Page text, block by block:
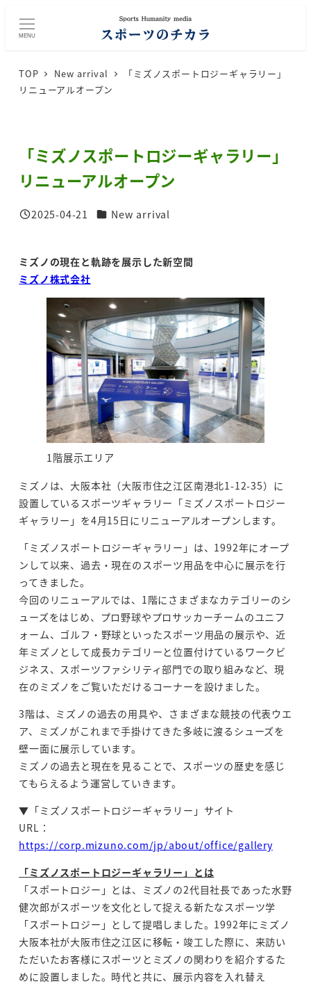
MENU
TOP New arrival
「ミズノスポートロジーギャラリー」
リニューアルオープン
「ミズノスポートロジーギャラリー」
リニューアルオープン
投稿日
2025-04-21 カテゴリー
New arrival
ミズノの現在と軌跡を展示した新空間
ミズノ株式会社
1階展示エリア
ミズノは、大阪本社（大阪市住之江区南港北1-12-35）に
設置しているスポーツギャラリー「ミズノスポートロジー
ギャラリー」を4月15日にリニューアルオープンします。
「ミズノスポートロジーギャラリー」は、1992年にオープ
ンして以来、過去・現在のスポーツ用品を中心に展示を行
ってきました。
今回のリニューアルでは、1階にさまざまなカテゴリーのシ
ューズをはじめ、プロ野球やプロサッカーチームのユニフ
ォーム、ゴルフ・野球といったスポーツ用品の展示や、近
年ミズノとして成長カテゴリーと位置付けているワークビ
ジネス、スポーツファシリティ部門での取り組みなど、現
在のミズノをご覧いただけるコーナーを設けました。
3階は、ミズノの過去の用具や、さまざまな競技の代表ウエ
ア、ミズノがこれまで手掛けてきた多岐に渡るシューズを
壁一面に展示しています。
ミズノの過去と現在を見ることで、スポーツの歴史を感じ
てもらえるよう運営していきます。
▼「ミズノスポートロジーギャラリー」サイト
URL：
https://corp.mizuno.com/jp/about/office/gallery
「ミズノスポートロジーギャラリー」とは
「スポートロジー」とは、ミズノの2代目社長であった水野
健次郎がスポーツを文化として捉える新たなスポーツ学
「スポートロジー」として提唱しました。1992年にミズノ
大阪本社が大阪市住之江区に移転・竣工した際に、来訪い
ただいたお客様にスポーツとミズノの関わりを紹介するた
めに設置しました。時代と共に、展示内容を入れ替え